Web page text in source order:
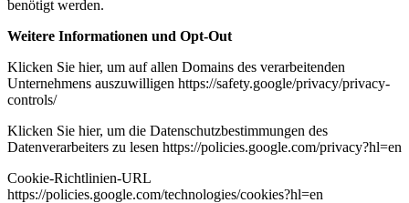
benötigt werden.
Weitere Informationen und Opt-Out
Klicken Sie hier, um auf allen Domains des verarbeitenden
Unternehmens auszuwilligen https://safety.google/privacy/privacy-
controls/
Klicken Sie hier, um die Datenschutzbestimmungen des
Datenverarbeiters zu lesen https://policies.google.com/privacy?hl=en
Cookie-Richtlinien-URL
https://policies.google.com/technologies/cookies?hl=en